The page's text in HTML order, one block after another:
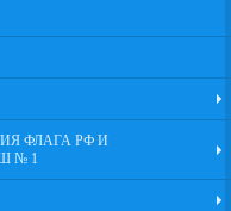
ФЛАГА РФ И
№ 1